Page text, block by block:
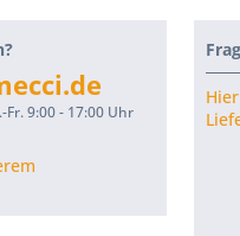
9:00 - 17:00 Uhr